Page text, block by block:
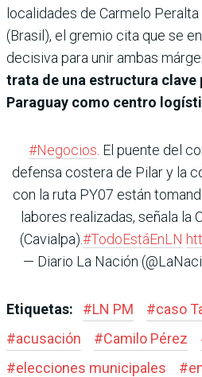
localidades de Carmelo
(Brasil), el gremio cita que se
decisiva para unir ambas
trata de una estructura clave
Paraguay como centro
#Negocios . El puente del
defensa costera de Pilar y la
con la ruta PY07 están
labores realizadas, señala la
(Cavialpa).#TodoEstáEnLN
— Diario La Nación
Etiquetas: #LN PM #caso
#acusación #Camilo Pérez
#elecciones municipales #